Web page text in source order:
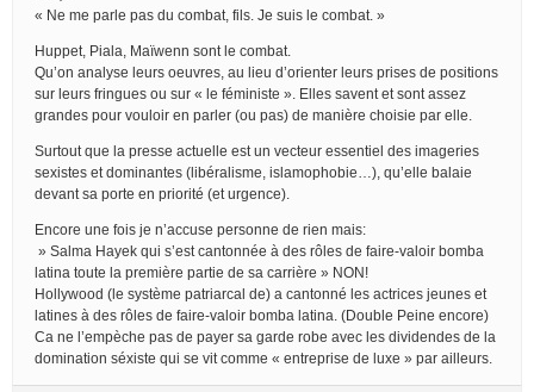
« Ne me parle pas du combat, fils. Je suis le combat. »
Huppet, Piala, Maïwenn sont le combat.
Qu’on analyse leurs oeuvres, au lieu d’orienter leurs prises de positions
sur leurs fringues ou sur « le féministe ». Elles savent et sont assez
grandes pour vouloir en parler (ou pas) de manière choisie par elle.
Surtout que la presse actuelle est un vecteur essentiel des imageries
sexistes et dominantes (libéralisme, islamophobie…), qu’elle balaie
devant sa porte en priorité (et urgence).
Encore une fois je n’accuse personne de rien mais:
» Salma Hayek qui s’est cantonnée à des rôles de faire-valoir bomba
latina toute la première partie de sa carrière » NON!
Hollywood (le système patriarcal de) a cantonné les actrices jeunes et
latines à des rôles de faire-valoir bomba latina. (Double Peine encore)
Ca ne l’empèche pas de payer sa garde robe avec les dividendes de la
domination séxiste qui se vit comme « entreprise de luxe » par ailleurs.